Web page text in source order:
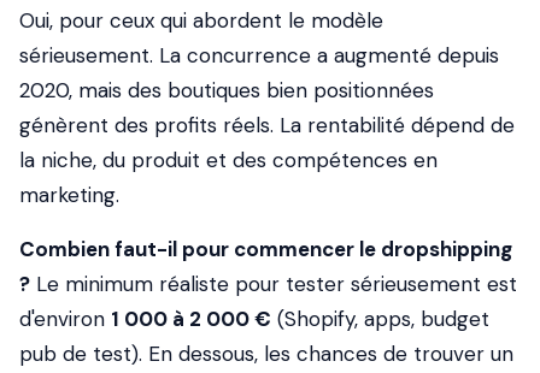
Oui, pour ceux qui abordent le modèle
sérieusement. La concurrence a augmenté depuis
2020, mais des boutiques bien positionnées
génèrent des profits réels. La rentabilité dépend de
la niche, du produit et des compétences en
marketing.
Combien faut-il pour commencer le dropshipping
? Le minimum réaliste pour tester sérieusement est
d'environ 1 000 à 2 000 € (Shopify, apps, budget
pub de test). En dessous, les chances de trouver un